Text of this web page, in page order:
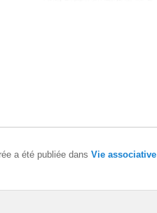
a été publiée dans Vie associative